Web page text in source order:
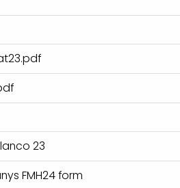
23
FMH24 form